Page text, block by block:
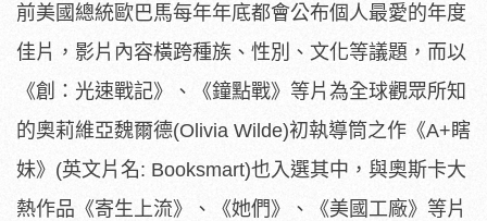
前美國總統歐巴馬每年年底都會公布個人最愛的年度
佳片，影片內容橫跨種族、性別、文化等議題，而以
《創：光速戰記》、《鐘點戰》等片為全球觀眾所知
的奧莉維亞魏爾德(Olivia Wilde)初執導筒之作《A+瞎
妹》(英文片名: Booksmart)也入選其中，與奧斯卡大
熱作品《寄生上流》、《她們》、《美國工廠》等片